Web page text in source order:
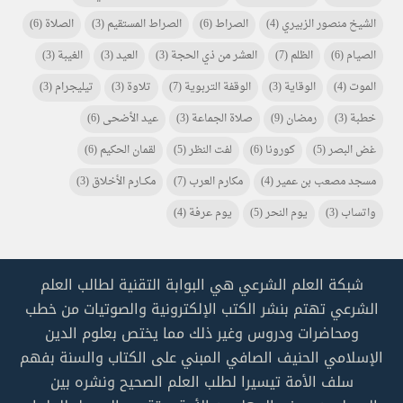
الشيخ منصور الزبيري(4) الصراط(6) الصراط المستقيم(3) الصلاة(6)
الصيام(6) الظلم(7) العشر من ذي الحجة(3) العيد(3) الغيبة(3)
الموت(4) الوقاية(3) الوقفة التربوية(7) تلاوة(3) تيليجرام(3)
خطبة(3) رمضان(9) صلاة الجماعة(3) عيد الأضحى(6)
غض البصر(5) كورونا(6) لفت النظر(5) لقمان الحكيم(6)
مسجد مصعب بن عمير(4) مكارم العرب(7) مكـــارم الأخلاق(3)
واتساب(3) يوم النحر(5) يوم عرفة(4)
شبكة العلم الشرعي هي البوابة التقنية لطالب العلم
الشرعي تهتم بنشر الكتب الإلكترونية والصوتيات من خطب
ومحاضرات ودروس وغير ذلك مما يختص بعلوم الدين
الإسلامي الحنيف الصافي المبني على الكتاب والسنة بفهم
سلف الأمة تيسيرا لطلب العلم الصحيح ونشره بين